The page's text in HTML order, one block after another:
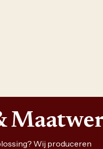
Wij produceren